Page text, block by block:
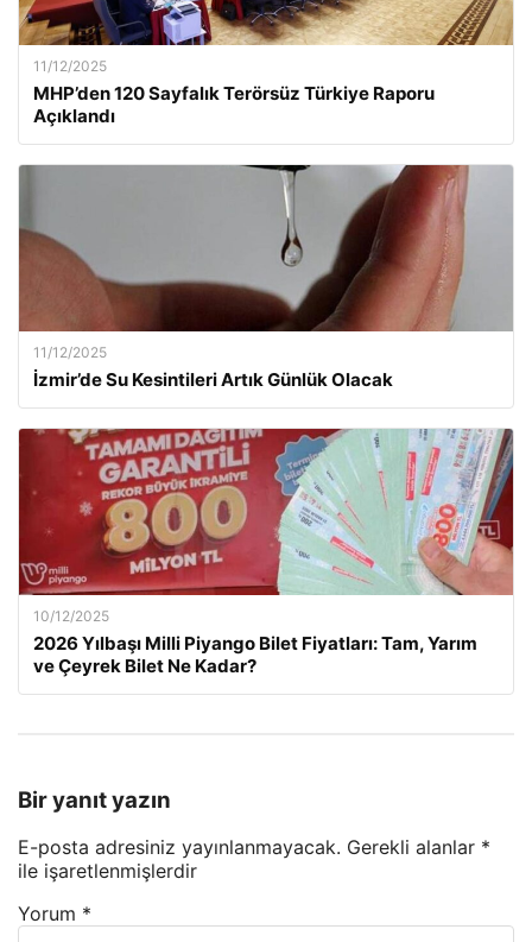
11/12/2025
MHP’den 120 Sayfalık Terörsüz Türkiye Raporu
Açıklandı
11/12/2025
İzmir’de Su Kesintileri Artık Günlük Olacak
10/12/2025
2026 Yılbaşı Milli Piyango Bilet Fiyatları: Tam, Yarım
ve Çeyrek Bilet Ne Kadar?
Bir yanıt yazın
E-posta adresiniz yayınlanmayacak. Gerekli alanlar *
ile işaretlenmişlerdir
Yorum *